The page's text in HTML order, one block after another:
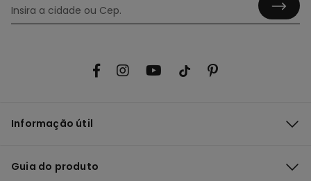
Informação útil
Guia do produto